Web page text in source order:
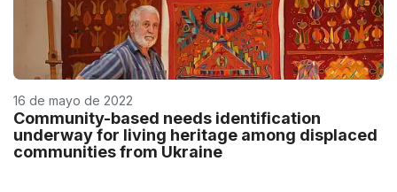
16 de mayo de 2022
Community-based needs identification
underway for living heritage among displaced
communities from Ukraine